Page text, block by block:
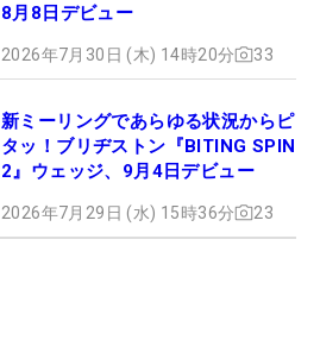
8月8日デビュー
2026年7月30日 (木) 14時20分 33
新ミーリングであらゆる状況からピ
タッ！ブリヂストン『BITING SPIN
2』ウェッジ、9月4日デビュー
2026年7月29日 (水) 15時36分 23